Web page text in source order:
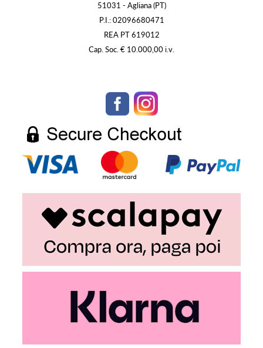
51031 - Agliana (PT)
P.I.: 02096680471
REA PT 619012
Cap. Soc. € 10.000,00 i.v.